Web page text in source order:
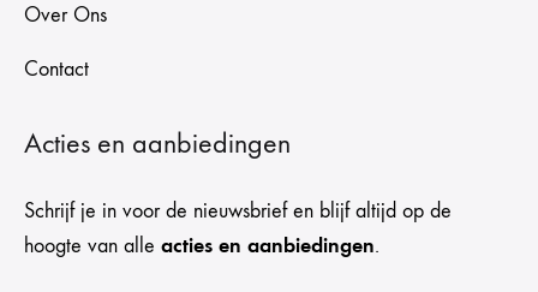
Over Ons
Contact
Acties en aanbiedingen
Schrijf je in voor de nieuwsbrief en blijf altijd op de
hoogte van alle acties en aanbiedingen.